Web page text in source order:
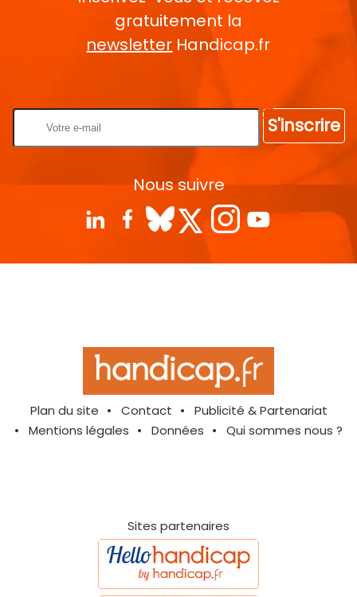
gratuitement la
newsletter Handicap.fr
S'inscrire
Nous suivre
Plan du site Contact
Publicité & Partenariat
Mentions légales
Données Qui sommes nous ?
Sites partenaires